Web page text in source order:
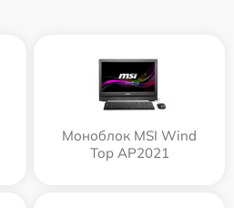
Моноблок MSI Wind
Top AP2021